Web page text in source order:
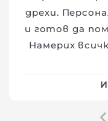
дрехи.
и готов да
Намерих